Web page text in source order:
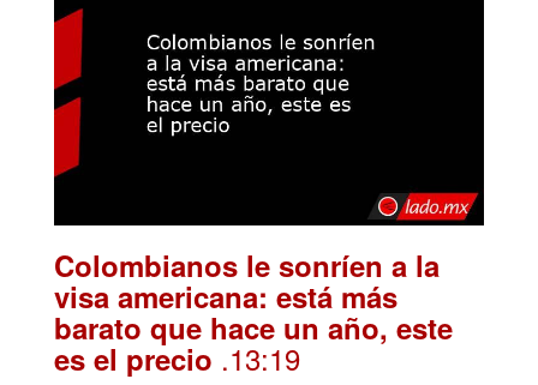
Colombianos le sonríen a la
visa americana: está más
barato que hace un año, este
es el precio .13:19